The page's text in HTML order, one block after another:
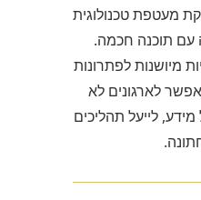
מעטפת טכנולוגית
תוכנה חכמה.
מיושנות לפתרונות
לארגונים לא
לייעל תהליכים